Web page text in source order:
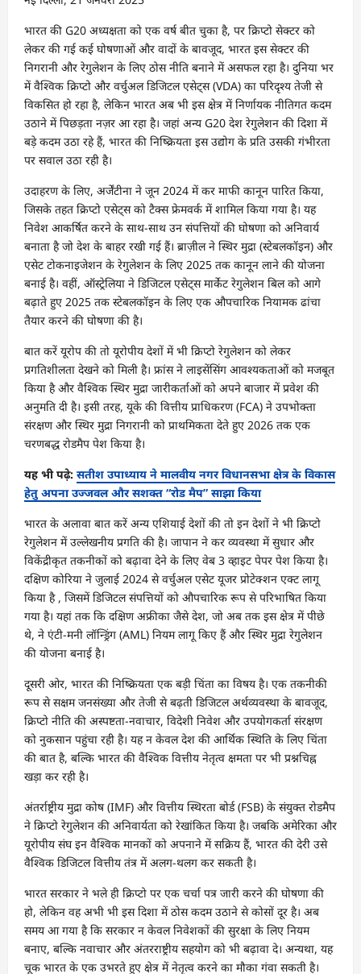
भारत की G20 अध्यक्षता को एक वर्ष बीत चुका है, पर क्रिप्टो सेक्टर को
लेकर की गई कई घोषणाओं और वादों के बावजूद, भारत इस सेक्टर की
निगरानी और रेगुलेशन के लिए ठोस नीति बनाने में असफल रहा है। दुनिया भर
में वैश्विक क्रिप्टो और वर्चुअल डिजिटल एसेट्स (VDA) का परिदृश्य तेजी से
विकसित हो रहा है, लेकिन भारत अब भी इस क्षेत्र में निर्णायक नीतिगत कदम
उठाने में पिछड़ता नज़र आ रहा है। जहां अन्य G20 देश रेगुलेशन की दिशा में
बड़े कदम उठा रहे हैं, भारत की निष्क्रियता इस उद्योग के प्रति उसकी गंभीरता
पर सवाल उठा रही है।
उदाहरण के लिए, अर्जेंटीना ने जून 2024 में कर माफी कानून पारित किया,
जिसके तहत क्रिप्टो एसेट्स को टैक्स फ्रेमवर्क में शामिल किया गया है। यह
निवेश आकर्षित करने के साथ-साथ उन संपत्तियों की घोषणा को अनिवार्य
बनाता है जो देश के बाहर रखी गई हैं। ब्राज़ील ने स्थिर मुद्रा (स्टेबलकॉइन) और
एसेट टोकनाइजेशन के रेगुलेशन के लिए 2025 तक कानून लाने की योजना
बनाई है। वहीं, ऑस्ट्रेलिया ने डिजिटल एसेट्स मार्केट रेगुलेशन बिल को आगे
बढ़ाते हुए 2025 तक स्टेबलकॉइन के लिए एक औपचारिक नियामक ढांचा
तैयार करने की घोषणा की है।
बात करें यूरोप की तो यूरोपीय देशों में भी क्रिप्टो रेगुलेशन को लेकर
प्रगतिशीलता देखने को मिली है। फ्रांस ने लाइसेंसिंग आवश्यकताओं को मजबूत
किया है और वैश्विक स्थिर मुद्रा जारीकर्ताओं को अपने बाजार में प्रवेश की
अनुमति दी है। इसी तरह, यूके की वित्तीय प्राधिकरण (FCA) ने उपभोक्ता
संरक्षण और स्थिर मुद्रा निगरानी को प्राथमिकता देते हुए 2026 तक एक
चरणबद्ध रोडमैप पेश किया है।
यह भी पढ़े: सतीश उपाध्याय ने मालवीय नगर विधानसभा क्षेत्र के विकास
हेतु अपना उज्जवल और सशक्त “रोड मैप” साझा किया
भारत के अलावा बात करें अन्य एशियाई देशों की तो इन देशों ने भी क्रिप्टो
रेगुलेशन में उल्लेखनीय प्रगति की है। जापान ने कर व्यवस्था में सुधार और
विकेंद्रीकृत तकनीकों को बढ़ावा देने के लिए वेब 3 व्हाइट पेपर पेश किया है।
दक्षिण कोरिया ने जुलाई 2024 से वर्चुअल एसेट यूजर प्रोटेक्शन एक्ट लागू
किया है , जिसमें डिजिटल संपत्तियों को औपचारिक रूप से परिभाषित किया
गया है। यहां तक कि दक्षिण अफ्रीका जैसे देश, जो अब तक इस क्षेत्र में पीछे
थे, ने एंटी-मनी लॉन्ड्रिंग (AML) नियम लागू किए हैं और स्थिर मुद्रा रेगुलेशन
की योजना बनाई है।
दूसरी ओर, भारत की निष्क्रियता एक बड़ी चिंता का विषय है। एक तकनीकी
रूप से सक्षम जनसंख्या और तेजी से बढ़ती डिजिटल अर्थव्यवस्था के बावजूद,
क्रिप्टो नीति की अस्पष्टता-नवाचार, विदेशी निवेश और उपयोगकर्ता संरक्षण
को नुकसान पहुंचा रही है। यह न केवल देश की आर्थिक स्थिति के लिए चिंता
की बात है, बल्कि भारत की वैश्विक वित्तीय नेतृत्व क्षमता पर भी प्रश्नचिह्न
खड़ा कर रही है।
अंतर्राष्ट्रीय मुद्रा कोष (IMF) और वित्तीय स्थिरता बोर्ड (FSB) के संयुक्त रोडमैप
ने क्रिप्टो रेगुलेशन की अनिवार्यता को रेखांकित किया है। जबकि अमेरिका और
यूरोपीय संघ इन वैश्विक मानकों को अपनाने में सक्रिय हैं, भारत की देरी उसे
वैश्विक डिजिटल वित्तीय तंत्र में अलग-थलग कर सकती है।
भारत सरकार ने भले ही क्रिप्टो पर एक चर्चा पत्र जारी करने की घोषणा की
हो, लेकिन वह अभी भी इस दिशा में ठोस कदम उठाने से कोसों दूर है। अब
समय आ गया है कि सरकार न केवल निवेशकों की सुरक्षा के लिए नियम
बनाए, बल्कि नवाचार और अंतरराष्ट्रीय सहयोग को भी बढ़ावा दे। अन्यथा, यह
चूक भारत के एक उभरते हुए क्षेत्र में नेतृत्व करने का मौका गंवा सकती है।